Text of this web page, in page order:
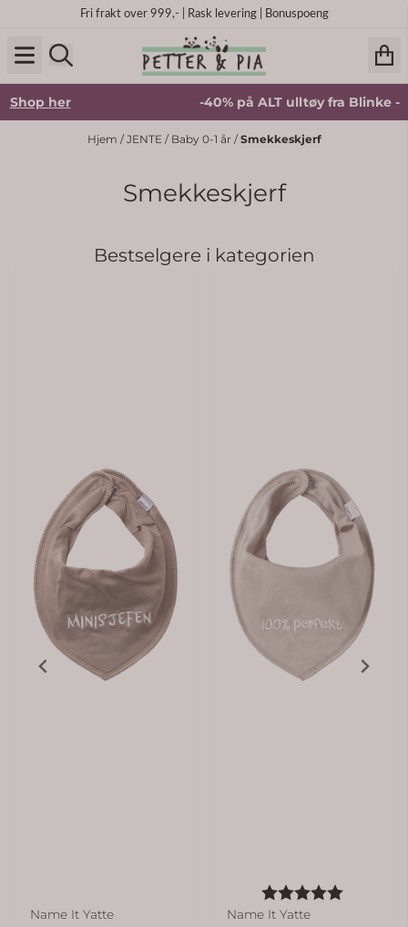
Hopp til innholdFri frakt over 999,- | Rask levering | Bonuspoeng
-40% på ALT ulltøy fra Blinke -Shop her
Hjem /JENTE / Baby 0-1 år /Smekkeskjerf
Smekkeskjerf
Bestselgere i kategorien
Name It Yatte
Karakter:
Name It Yatte